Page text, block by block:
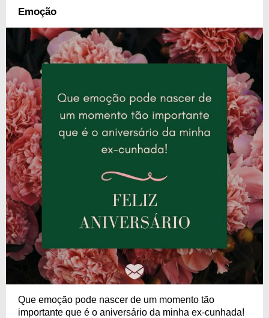
Emoção
Que emoção pode nascer de um momento tão
importante que é o aniversário da minha ex-cunhada!